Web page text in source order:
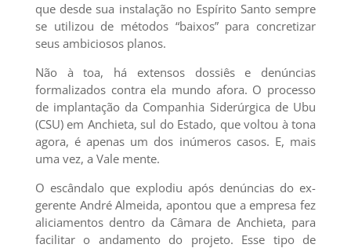
que desde sua instalação no Espírito Santo sempre
se utilizou de métodos “baixos” para concretizar
seus ambiciosos planos.
Não à toa, há extensos dossiês e denúncias
formalizados contra ela mundo afora. O processo
de implantação da Companhia Siderúrgica de Ubu
(CSU) em Anchieta, sul do Estado, que voltou à tona
agora, é apenas um dos inúmeros casos. E, mais
uma vez, a Vale mente.
O escândalo que explodiu após denúncias do ex-
gerente André Almeida, apontou que a empresa fez
aliciamentos dentro da Câmara de Anchieta, para
facilitar o andamento do projeto. Esse tipo de